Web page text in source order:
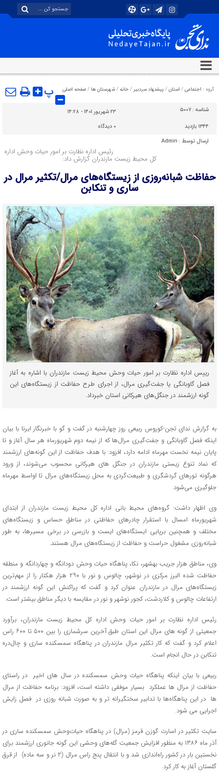
گروه : اجتماعی / استان / پیشنهاد سردبیر / خانه / شهرستان ها / صفحه اصلی پ
شناسه : ۵۰۰۷
۲۳ شهریور ۱۴۰۱ - ۱۴:۲۸
۱۳۴۴ بازدید
۰ دیدگاه
ارسال توسط : Admin
رئیس اداره نظارت بر امور حیات وحش اداره
کل محیط زیست مازندران گزارش داد:
حفاظت شبانه‌روزی از زیستگاه‌های مرال/تکثیر مرال در
ساری و تنکابن
رییس اداره نظارت بر امور حیات وحش محیط زیست مازندران با اشاره به آغاز
فصل گاوبانگی یا جفت‌گیری مرال، از اجرای طرح حفاظت از زیستگاه‌های این
گونه ارزشمند در جنگل‌های هیرکانی استان خبرداد.
به گزارش ندای تجن-کوروس ربیعی روز چهارشنبه در گفت و گو با خبرنگار ایرنا با بیان
اینکه فصل گاوبانگی و جفت‌گیری مرال‌ها که از نیمه دوم شهریورماه هر سال آغاز و تا
پایان نیمه نخست مهرماه ادامه دارد، افزود: با هدف حفاظت از این گونه‌های ارزشمند
که نماد تنوع زیستی مازندران در جنگل های هیرکانی محسوب می‌شوند، از ورود
هرگونه تورهای گردشگری و طبیعت‌گردی به محل زیستگاه‌های مرال تا اواسط مهرماه
جلوگیری می‌شود.
وی اظهار داشت: گروه‌های محیط بانی اداره کل محیط زیست مازندران از ابتدای
شهریورماه امسال با استقرار چادرهای حفاظتی در مناطق حساس و زیستگاه‌های
مختلف و همچنین برپایی ایستگاه‌های ایست و بازرسی در برخی مسیرها، به طور
شبانه‌روزی مشغول حراست و حفاظت از زیستگاه‌های مرال هستند.
وی، مناطق هزار جریب بهشهر، نکا، پناهگاه حیات وحش دودانگه و چهاردانگه و منطقه
حفاظت شده البرز مرکزی در نوشهر، چالوس و نور با ۲۹۰ هزار هکتار را از مهم‌ترین
زیستگاه‌های مرال در مازندران عنوان کرد و گفت که پراکنش این گونه ارزشمند در
ارتفاعات چالوس و کلاردشت، کجور نوشهر و نور در مقایسه با دیگر مناطق بیشتر است.
رئیس اداره نظارت بر امور حیات وحش اداره کل محیط زیست مازندران، برآورد
جمعیتی از گونه های مرال این استان طبق آخرین سرشماری را بین ۵۰۰ تا ۶۰۰ راس
اعلام کرد و گفت که کار تکثیر مرال مازندران در پناهگاه سمسکنده ساری و چال‌دره
تنکابن در حال انجام است.
ربیعی با بیان اینکه پناهگاه حیات وحش سمسکنده در سال های اخیر در راستای
حفاظت از مرال ها عملکرد بسیار موفقی داشته است، افزود: برنامه حفاظت از مرال
ها در این پناهگاه‌ها با تدابیر سختگیرانه تر و به صورت شبانه روزی در فصل زایش
اجرایی می شود.
سایت تکثیر در اسارت گوزن قرمز (مرال) در پناهگاه حیات‌وحش سمسکنده ساری در
آذر ماه ۱۳۸۶ به منظور افزایش جمعیت گله‌های وحشی این‌ گونه جانوری ارزشمند برای
نخستین بار در کشور راه‌اندازی شد و با انتقال پنج راس مرال (۲ نر و سه ماده) از قرق
گلستان آغاز به کار کرد.